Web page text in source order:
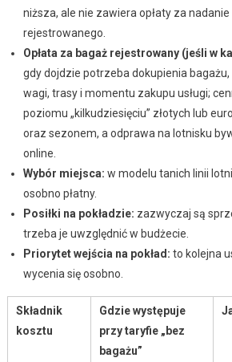
niższa, ale nie zawiera opłaty za nadanie
rejestrowanego.
Opłata za bagaż rejestrowany (jeśli w
gdy dojdzie potrzeba dokupienia
wagi, trasy i momentu zakupu usługi;
poziomu „kilkudziesięciu” złotych lub
oraz sezonem, a odprawa na lotnisku
online.
Wybór miejsca: w modelu tanich linii
osobno płatny.
Posiłki na pokładzie: zazwyczaj są
trzeba je uwzględnić w budżecie.
Priorytet wejścia na pokład: to kolejna
wycenia się osobno.
Składnik
kosztu
Gdzie występuje
przy taryfie „bez
bagażu”